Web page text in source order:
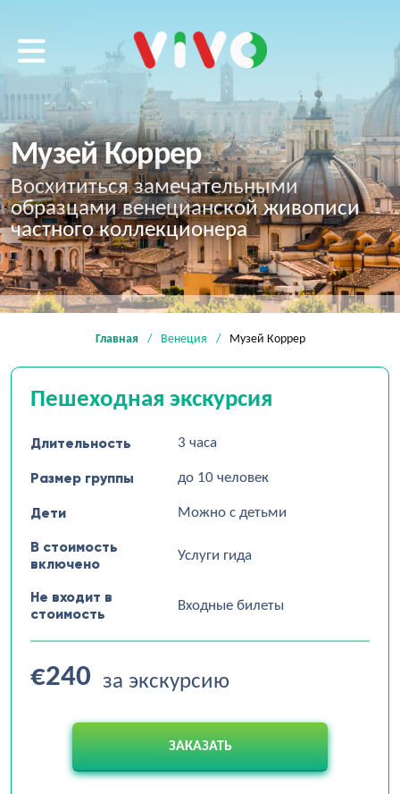
VIVO tour
Музей Коррер
Восхититься замечательными
образцами венецианской живописи
частного коллекционера
Главная Венеция Музей Коррер
Пешеходная экскурсия
Длительность 3 часа
Размер группы до 10 человек
Дети Можно с детьми
В стоимость
включено
Услуги гида
Не входит в
стоимость
Входные билеты
€240 за экскурсию
ЗАКАЗАТЬ